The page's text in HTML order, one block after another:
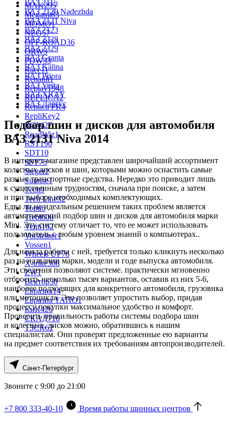
MAK295
Megami83
MOMO1
NEO57
OFF-ROAD36
ORW3
PDW33
Race11
Renault1
Replay1948
REPLICA2
Replica FR4
RepliKey2
RGW27
RoadWiz1
RST190
SDT10
SST70
Steger2
Sunrise1
Tech9
Tech Line32
Topu6
Trebl608
Venti102
Vorsteiner1
Vossen1
Wheels UP76
X-trike308
ZW1
Вектор30
Евразиа14
Евразиа ТАПО1
КиК426
СКАД716
ТЗСК62
ВАЗ 2115
ВАЗ 2120 Nadezhda
ВАЗ 2121 Niva
ВАЗ 2123
ВАЗ 2328
ВАЗ 2329
ВАЗ Granta
ВАЗ Kalina
ВАЗ Priora
ВАЗ Vesta
ВАЗ XRAY
ВАЗ Ларгус
Подбор шин и дисков для автомобиля
ВАЗ 2131 Niva 2014
В интернет-магазине представлен широчайший ассортимент
колесных дисков и шин, которыми можно оснастить самые
разные транспортные средства. Нередко это приводит лишь
к существенным трудностям, сначала при поиске, а затем
и при выборе необходимых комплектующих.
Едва ли не идеальным решением таких проблем является
автоматический подбор шин и дисков для автомобиля марки
Mini. Эту систему отличает то, что ее может использовать
пользователь с любым уровнем знаний о компьютерах..
Для начала работы с ней, требуется только кликнуть несколько
раз на названии марки, модели и годе выпуска автомобиля.
Эти сведения позволяют системе. практически мгновенно
отбросить несколько тысяч вариантов, оставив из них 5-6,
наиболее подходящих для конкретного автомобиля, грузовика
или мотоцикла. Это позволяет упростить выбор, придав
процессу покупки максимальное удобство и комфорт.
Проверить правильность работы системы подбора шин
и колесных, дисков можно, обратившись к нашим
специалистам. Они проверят предложенные ею варианты
на предмет соответствия их требованиям автопроизводителей.
Санкт-Петербург
Звоните с 9:00 до 21:00
+7 800 333-40-10
Время работы шинных центров